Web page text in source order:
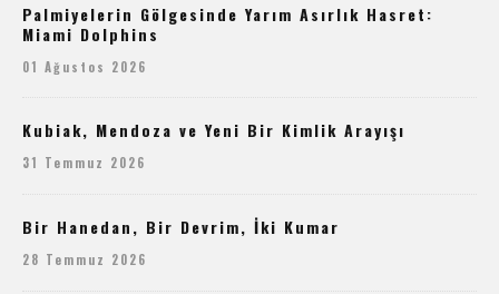
Palmiyelerin Gölgesinde Yarım Asırlık Hasret:
Miami Dolphins
01 Ağustos 2026
Kubiak, Mendoza ve Yeni Bir Kimlik Arayışı
31 Temmuz 2026
Bir Hanedan, Bir Devrim, İki Kumar
28 Temmuz 2026